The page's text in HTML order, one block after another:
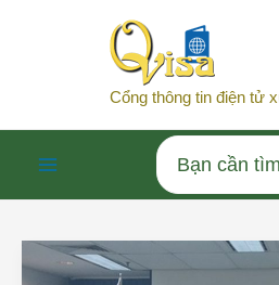
Cổng thông tin điện tử
Menu
Search
for: